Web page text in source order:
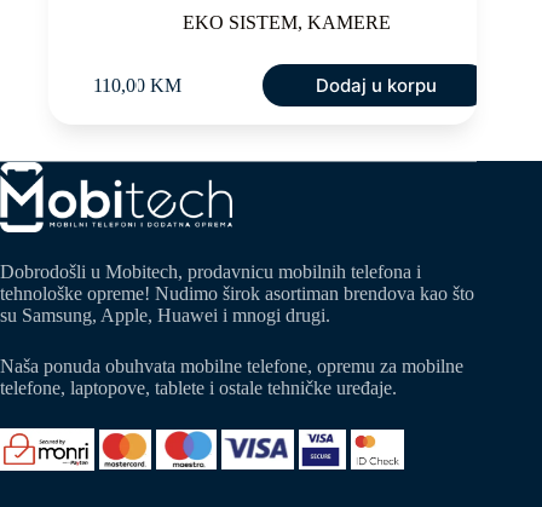
EKO SISTEM,KAMERE
110,00KM Dodaj u korpu
Dobrodošli u Mobitech, prodavnicu mobilnih telefona i
tehnološke opreme! Nudimo širok asortiman brendova kao što
su Samsung, Apple, Huawei i mnogi drugi.
Naša ponuda obuhvata mobilne telefone, opremu za mobilne
telefone, laptopove, tablete i ostale tehničke uređaje.